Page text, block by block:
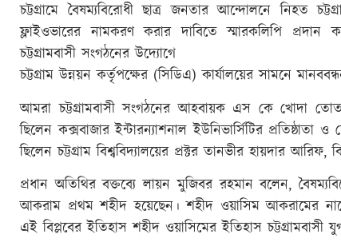
চট্টগ্রামে বৈষম্যবিরোধী ছাত্র জনতার আন্দোলনে নিহত
ফ্লাইওভারের নামকরণ করার দাবিতে স্মারকলিপি
চট্টগ্রামবাসী সংগঠনের উদ্যোগে
চট্টগ্রাম উন্নয়ন কর্তৃপক্ষের (সিডিএ) কার্যালয়ের সামনে
আমরা চট্টগ্রামবাসী সংগঠনের আহবায়ক এস কে খোদা
ছিলেন কক্সবাজার ইন্টারন্যাশনাল ইউনিভার্সিটির প্রতিষ্ঠাতা
ছিলেন চট্টগ্রাম বিশ্ববিদ্যালয়ের প্রক্টর তানভীর হায়দার
প্রধান অতিথির বক্তব্যে লায়ন মুজিবর রহমান বলেন,
আকরাম প্রথম শহীদ হয়েছেন। শহীদ ওয়াসিম আকরামের নামে
এই বিপ্লবের ইতিহাস শহীদ ওয়াসিমের ইতিহাস চট্টগ্রামবাসী